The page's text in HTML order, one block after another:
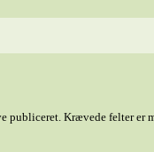
publiceret. Krævede felter er